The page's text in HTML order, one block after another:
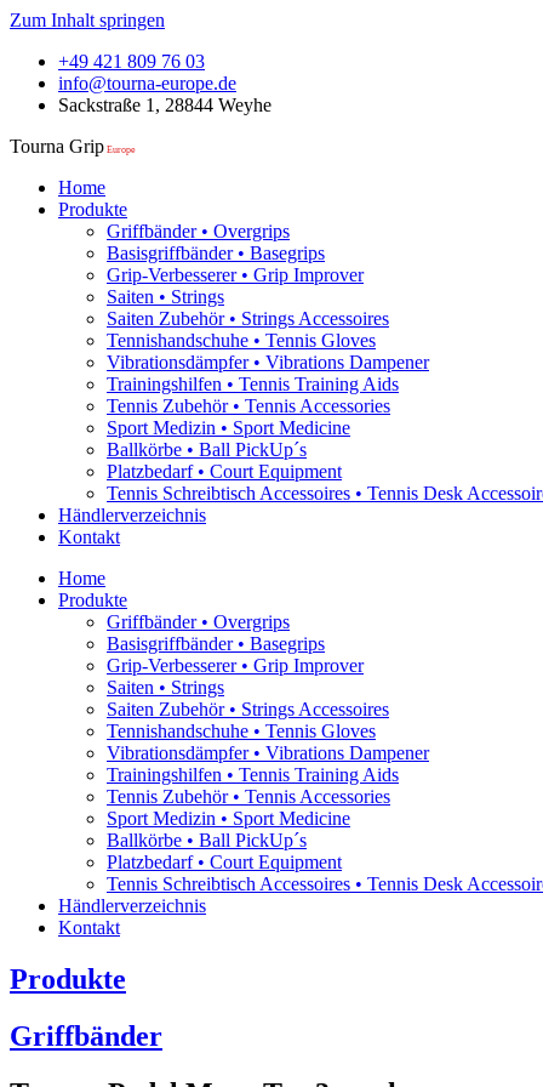
Zum Inhalt springen
+49 421 809 76 03
info@tourna-europe.de
Sackstraße 1, 28844 Weyhe
Tourna Grip Europe
Home
Produkte
Griffbänder • Overgrips
Basisgriffbänder • Basegrips
Grip-Verbesserer • Grip Improver
Saiten • Strings
Saiten Zubehör • Strings Accessoires
Tennishandschuhe • Tennis Gloves
Vibrationsdämpfer • Vibrations Dampener
Trainingshilfen • Tennis Training Aids
Tennis Zubehör • Tennis Accessories
Sport Medizin • Sport Medicine
Ballkörbe • Ball PickUp´s
Platzbedarf • Court Equipment
Tennis Schreibtisch Accessoires • Tennis Desk
Händlerverzeichnis
Kontakt
Home
Produkte
Griffbänder • Overgrips
Basisgriffbänder • Basegrips
Grip-Verbesserer • Grip Improver
Saiten • Strings
Saiten Zubehör • Strings Accessoires
Tennishandschuhe • Tennis Gloves
Vibrationsdämpfer • Vibrations Dampener
Trainingshilfen • Tennis Training Aids
Tennis Zubehör • Tennis Accessories
Sport Medizin • Sport Medicine
Ballkörbe • Ball PickUp´s
Platzbedarf • Court Equipment
Tennis Schreibtisch Accessoires • Tennis Desk
Händlerverzeichnis
Kontakt
Produkte
Griffbänder